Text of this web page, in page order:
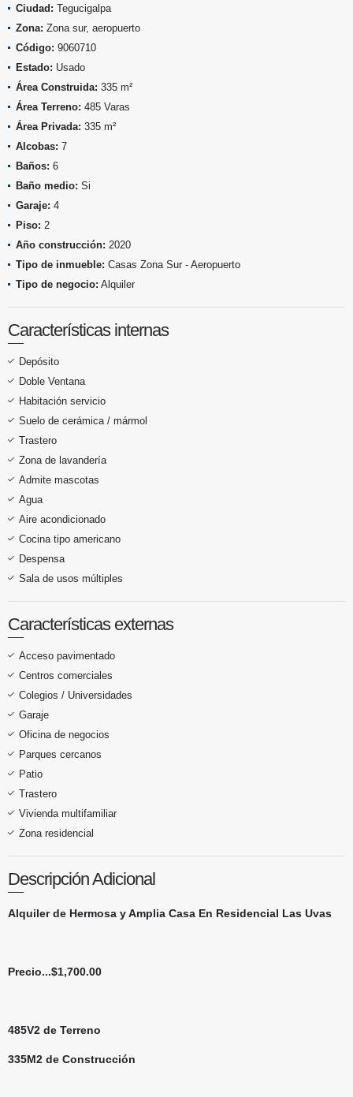
Ciudad: Tegucigalpa
Zona: Zona sur, aeropuerto
Código: 9060710
Estado: Usado
Área Construida: 335 m²
Área Terreno: 485 Varas
Área Privada: 335 m²
Alcobas: 7
Baños: 6
Baño medio: Si
Garaje: 4
Piso: 2
Año construcción: 2020
Tipo de inmueble: Casas Zona Sur - Aeropuerto
Tipo de negocio: Alquiler
Características internas
Depósito
Doble Ventana
Habitación servicio
Suelo de cerámica / mármol
Trastero
Zona de lavandería
Admite mascotas
Agua
Aire acondicionado
Cocina tipo americano
Despensa
Sala de usos múltiples
Características externas
Acceso pavimentado
Centros comerciales
Colegios / Universidades
Garaje
Oficina de negocios
Parques cercanos
Patio
Trastero
Vivienda multifamiliar
Zona residencial
Descripción Adicional
Alquiler de Hermosa y Amplia Casa En Residencial Las Uvas
Precio...$1,700.00
485V2 de Terreno
335M2 de Construcción